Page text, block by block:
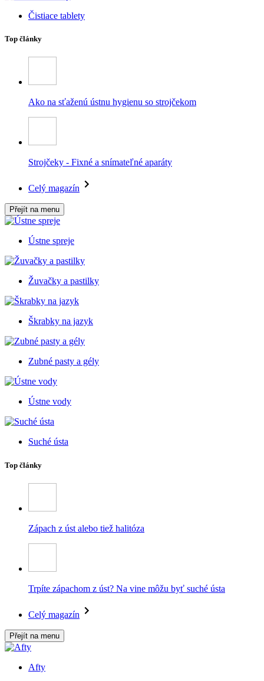
Čistiace tablety
Top články
Ako na sťaženú ústnu hygienu so strojčekom
Strojčeky - Fixné a snímateľné aparáty
Celý magazín
Přejít na menu
Ústne spreje
Žuvačky a pastilky
Škrabky na jazyk
Zubné pasty a gély
Ústne vody
Suché ústa
Top články
Zápach z úst alebo tiež halitóza
Trpíte zápachom z úst? Na vine môžu byť suché ústa
Celý magazín
Přejít na menu
Afty